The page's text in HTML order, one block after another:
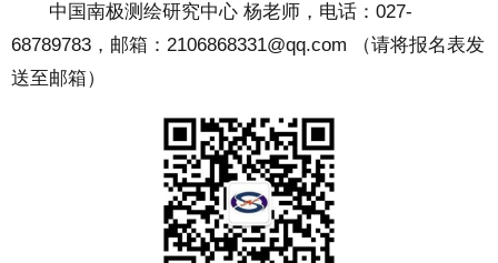
中国南极测绘研究中心 杨老师，电话：027-
68789783，邮箱： 2106868331@qq.com
（请将报名表发
送至邮箱）